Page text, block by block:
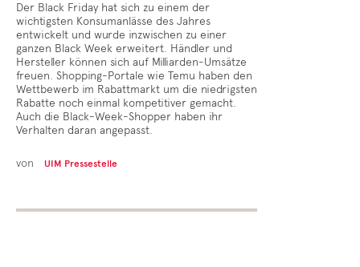
Der Black Friday hat sich zu einem der
wichtigsten Konsumanlässe des Jahres
entwickelt und wurde inzwischen zu einer
ganzen Black Week erweitert. Händler und
Hersteller können sich auf Milliarden-Umsätze
freuen. Shopping-Portale wie Temu haben den
Wettbewerb im Rabattmarkt um die niedrigsten
Rabatte noch einmal kompetitiver gemacht.
Auch die Black-Week-Shopper haben ihr
Verhalten daran angepasst.
von UIM Pressestelle